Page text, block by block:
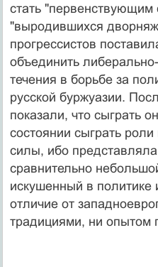
стать "первенствующим
"выродившихся
прогрессистов
объединить
течения в борьбе за
русской буржуазии.
показали, что сыграть
состоянии сыграть
силы, ибо
сравнительно
искушенный в
отличие от
традициями, ни опытом